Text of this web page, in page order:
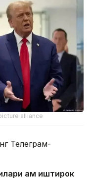
alliance
Телеграм-
ҳам иштирок